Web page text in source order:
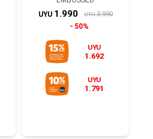
UYU 1.990 UYU 3.990
50%
UYU
1.692
UYU
1.791